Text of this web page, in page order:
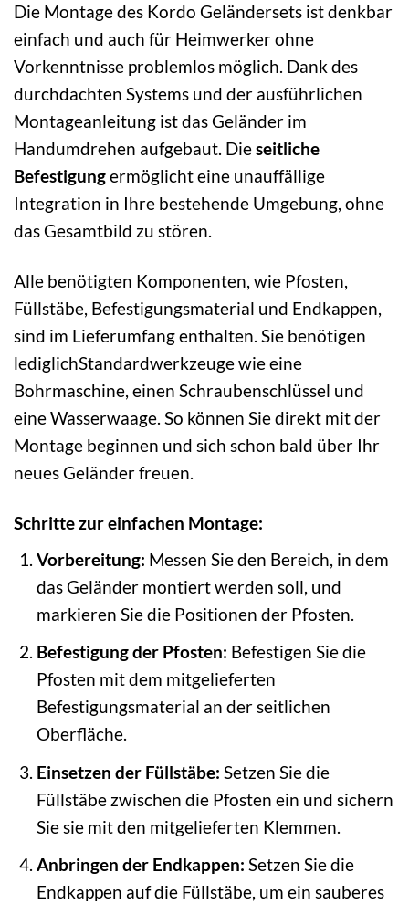
Die Montage des Kordo Geländersets ist denkbar
einfach und auch für Heimwerker ohne
Vorkenntnisse problemlos möglich. Dank des
durchdachten Systems und der ausführlichen
Montageanleitung ist das Geländer im
Handumdrehen aufgebaut. Dieseitliche
Befestigungermöglicht eine unauffällige
Integration in Ihre bestehende Umgebung, ohne
das Gesamtbild zu stören.
Alle benötigten Komponenten, wie Pfosten,
Füllstäbe, Befestigungsmaterial und Endkappen,
sind im Lieferumfang enthalten. Sie benötigen
lediglichStandardwerkzeuge wie eine
Bohrmaschine, einen Schraubenschlüssel und
eine Wasserwaage. So können Sie direkt mit der
Montage beginnen und sich schon bald über Ihr
neues Geländer freuen.
Schritte zur einfachen Montage:
Vorbereitung: Messen Sie den Bereich, in dem
das Geländer montiert werden soll, und
markieren Sie die Positionen der Pfosten.
Befestigung der Pfosten: Befestigen Sie die
Pfosten mit dem mitgelieferten
Befestigungsmaterial an der seitlichen
Oberfläche.
Einsetzen der Füllstäbe: Setzen Sie die
Füllstäbe zwischen die Pfosten ein und sichern
Sie sie mit den mitgelieferten Klemmen.
Anbringen der Endkappen: Setzen Sie die
Endkappen auf die Füllstäbe, um ein sauberes